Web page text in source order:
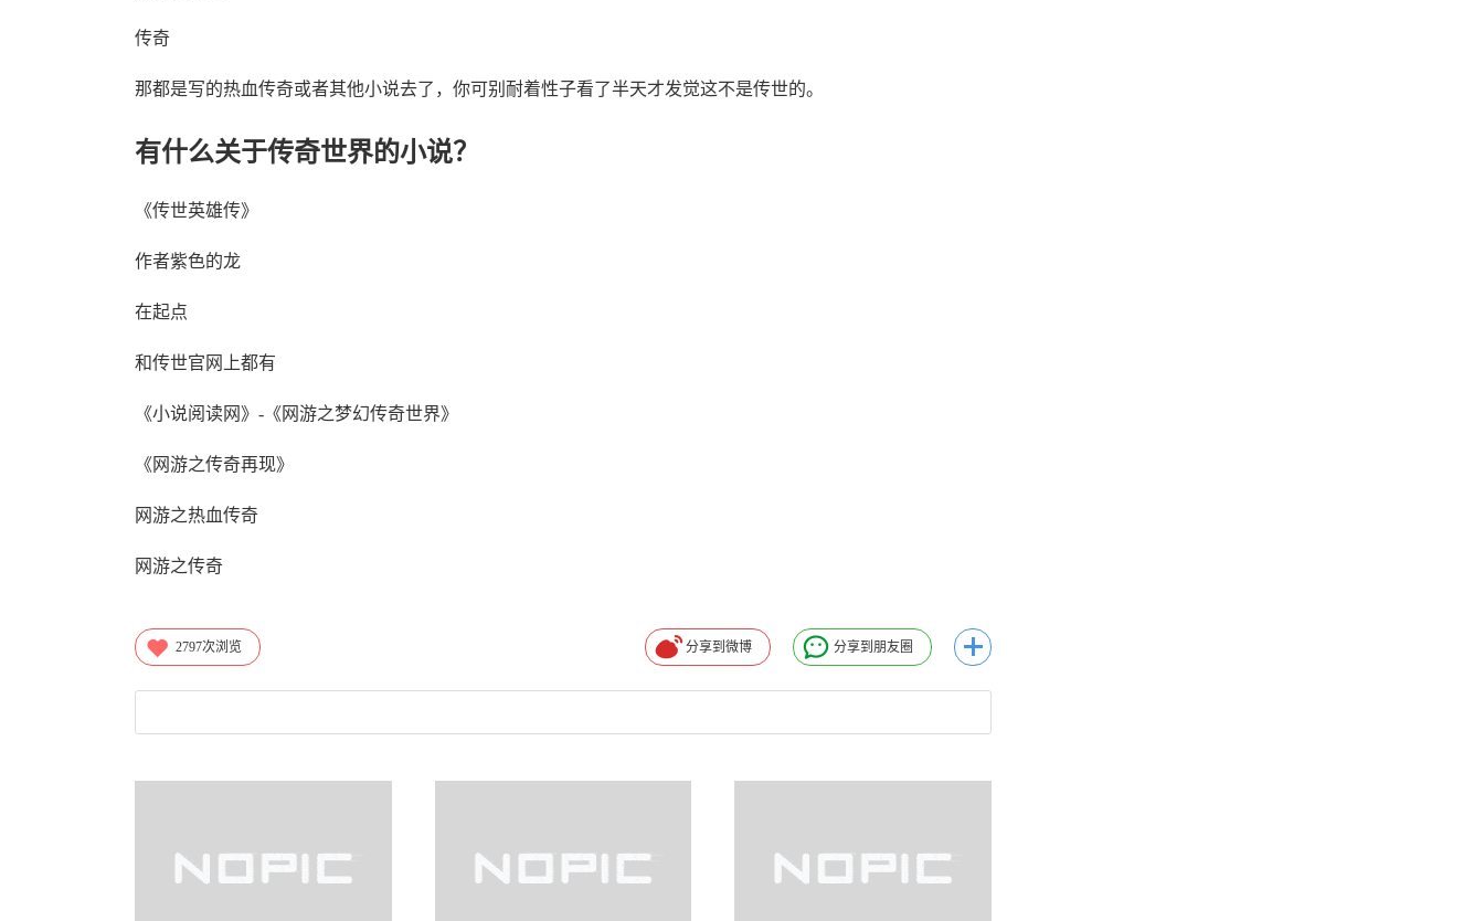
传奇
那都是写的热血传奇或者其他小说去了，你可别耐着性子看了半天才发觉这不是传世的。
有什么关于传奇世界的小说？
《传世英雄传》
作者紫色的龙
在起点
和传世官网上都有
《小说阅读网》-《网游之梦幻传奇世界》
《网游之传奇再现》
网游之热血传奇
网游之传奇
2797次浏览 分享到微博 分享到朋友圈